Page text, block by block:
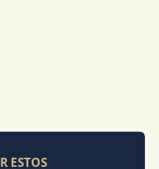
ESTOS